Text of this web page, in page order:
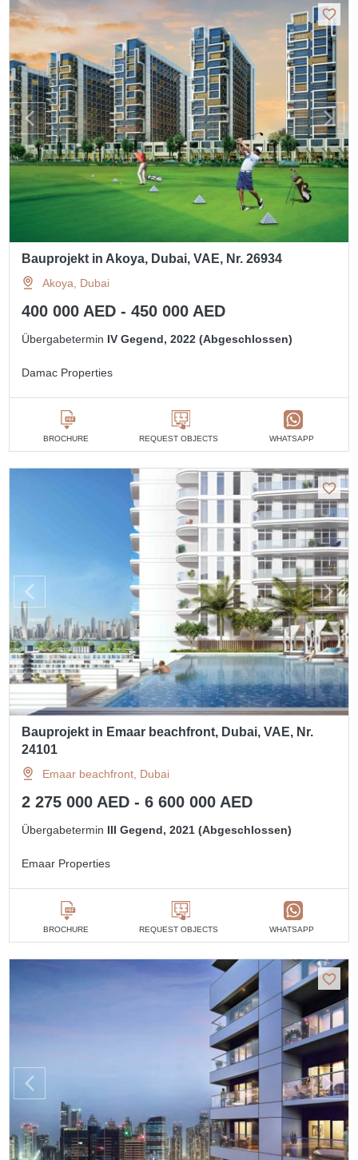
Bauprojekt in Akoya, Dubai, VAE, Nr. 26934
Akoya, Dubai
400 000 AED - 450 000 AED
Übergabetermin IV Gegend, 2022 (Abgeschlossen)
Damac Properties
BROCHURE REQUEST OBJECTS WHATSAPP
Bauprojekt in Emaar beachfront, Dubai, VAE, Nr.
24101
Emaar beachfront, Dubai
2 275 000 AED - 6 600 000 AED
Übergabetermin III Gegend, 2021 (Abgeschlossen)
Emaar Properties
BROCHURE REQUEST OBJECTS WHATSAPP